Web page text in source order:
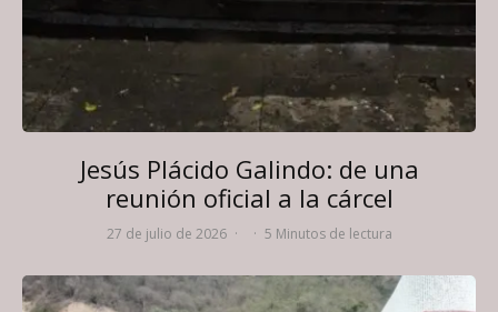
Jesús Plácido Galindo: de una
reunión oficial a la cárcel
27 de julio de 2026 · · 5 Minutos de lectura